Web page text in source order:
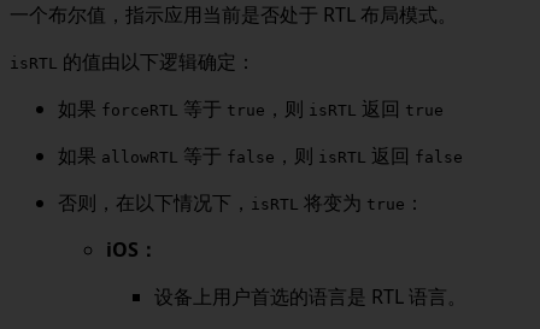
一个布尔值，指示应用当前是否处于 RTL 布局模式。
isRTL
的值由以下逻辑确定：
如果 forceRTL 等于 true ，则 isRTL 返回 true
如果 allowRTL 等于 false ，则 isRTL 返回 false
否则，在以下情况下， isRTL 将变为 true ：
iOS：
设备上用户首选的语言是 RTL 语言。